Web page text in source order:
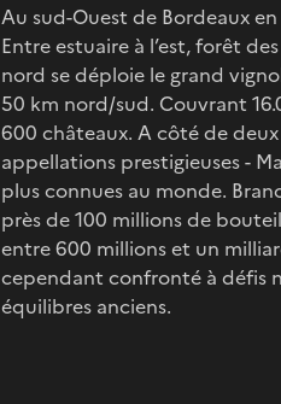
Au sud-Ouest de Bordeaux
Entre estuaire à l’est, forêt
nord se déploie le grand
50 km nord/sud. Couvrant
600 châteaux. A côté de
appellations prestigieuses -
plus connues au monde.
près de 100 millions de
entre 600 millions et un
cependant confronté à défis
équilibres anciens.